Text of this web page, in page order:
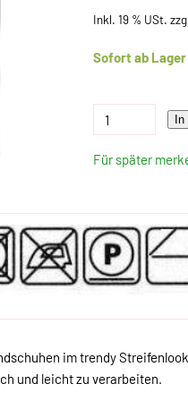
Inkl. 19 % USt.
Sofort ab Lager
In
Für später
im trendy
und leicht zu verarbeiten.